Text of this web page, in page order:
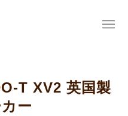
T XV2 英国製
ー